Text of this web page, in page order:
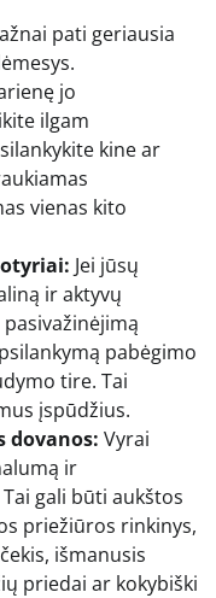
pati geriausia
jo
ilgam
kine ar
vienas kito
Jei jūsų
ir aktyvų
pabėgimo
tire. Tai
įspūdžius.
dovanos: Vyrai
ir
gali būti aukštos
priežiūros rinkinys,
išmanusis
priedai ar kokybiški